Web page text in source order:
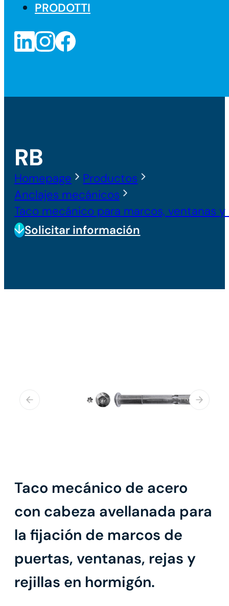
PRODOTTI
RB
Homepage
Productos
Anclajes mecánicos
Taco mecánico para marcos, ventanas y
Solicitar información
Taco mecánico de acero
con cabeza avellanada para
la fijación de marcos de
puertas, ventanas, rejas y
rejillas en hormigón.